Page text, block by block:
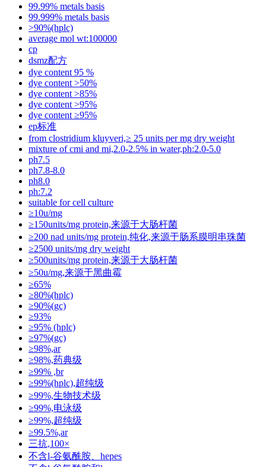
99.99% metals basis
99.999% metals basis
>90%(hplc)
average mol wt:100000
cp
dsmz配方
dye content 95 %
dye content >50%
dye content >85%
dye content >95%
dye content ≥95%
ep标准
from clostridium kluyveri,≥ 25 units per mg dry weight
mixture of cmi and mi,2.0-2.5% in water,ph:2.0-5.0
ph7.5
ph7.8-8.0
ph8.0
ph:7.2
suitable for cell culture
≥10u/mg
≥150units/mg protein,来源于大肠杆菌
≥200 nad units/mg protein,纯化,来源于肠系膜明串珠菌
≥2500 units/mg dry weight
≥500units/mg protein,来源于大肠杆菌
≥50u/mg,来源于黑曲霉
≥65%
≥80%(hplc)
≥90%(gc)
≥93%
≥95% (hplc)
≥97%(gc)
≥98%,ar
≥98%,药典级
≥99% ,br
≥99%(hplc),超纯级
≥99%,生物技术级
≥99%,电泳级
≥99%,超纯级
≥99.5%,ar
三抗,100×
不含l-谷氨酰胺、hepes